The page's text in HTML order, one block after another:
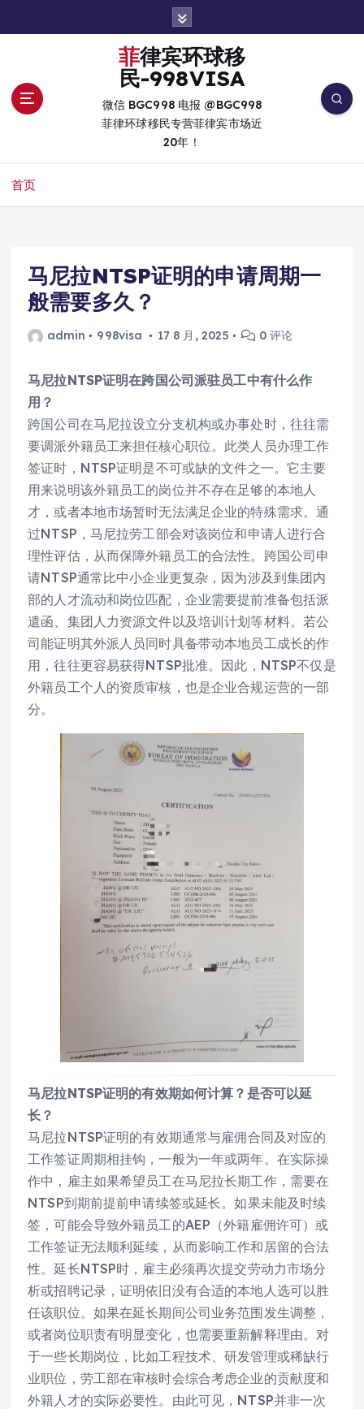
菲律宾环球移
民-998VISA
微信 BGC998 电报 @BGC998
菲律环球移民专营菲律宾市场近
20年！
首页
马尼拉NTSP证明的申请周期一
般需要多久？
admin 998visa 17 8 月, 2025 0 评论
马尼拉NTSP证明在跨国公司派驻员工中有什么作
用？
跨国公司在马尼拉设立分支机构或办事处时，往往需
要调派外籍员工来担任核心职位。此类人员办理工作
签证时，NTSP证明是不可或缺的文件之一。它主要
用来说明该外籍员工的岗位并不存在足够的本地人
才，或者本地市场暂时无法满足企业的特殊需求。通
过NTSP，马尼拉劳工部会对该岗位和申请人进行合
理性评估，从而保障外籍员工的合法性。跨国公司申
请NTSP通常比中小企业更复杂，因为涉及到集团内
部的人才流动和岗位匹配，企业需要提前准备包括派
遣函、集团人力资源文件以及培训计划等材料。若公
司能证明其外派人员同时具备带动本地员工成长的作
用，往往更容易获得NTSP批准。因此，NTSP不仅是
外籍员工个人的资质审核，也是企业合规运营的一部
分。
马尼拉NTSP证明的有效期如何计算？是否可以延
长？
马尼拉NTSP证明的有效期通常与雇佣合同及对应的
工作签证周期相挂钩，一般为一年或两年。在实际操
作中，雇主如果希望员工在马尼拉长期工作，需要在
NTSP到期前提前申请续签或延长。如果未能及时续
签，可能会导致外籍员工的AEP（外籍雇佣许可）或
工作签证无法顺利延续，从而影响工作和居留的合法
性。延长NTSP时，雇主必须再次提交劳动力市场分
析或招聘记录，证明依旧没有合适的本地人选可以胜
任该职位。如果在延长期间公司业务范围发生调整，
或者岗位职责有明显变化，也需要重新解释理由。对
于一些长期岗位，比如工程技术、研发管理或稀缺行
业职位，劳工部在审核时会综合考虑企业的贡献度和
外籍人才的实际必要性。由此可见，NTSP并非一次